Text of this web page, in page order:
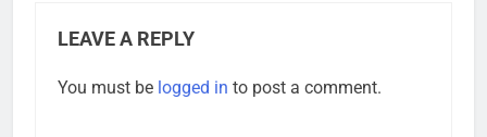
LEAVE A REPLY
You must be logged in to post a comment.